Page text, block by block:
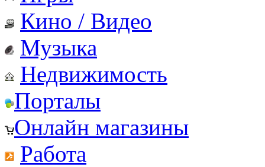
Кино / Видео
Музыка
Недвижимость
Порталы
Онлайн магазины
Работа